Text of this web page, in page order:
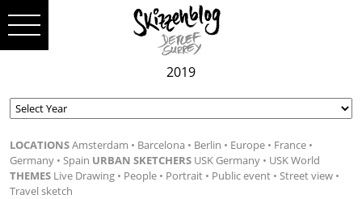
2019
LOCATIONSAmsterdam Barcelona Berlin Europe
France
Germany
Spain URBAN SKETCHERS USK Germany
USK World
THEMES Live Drawing People Portrait Public event
Street view
Travel sketch